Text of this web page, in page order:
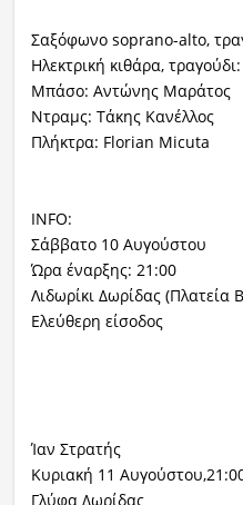
Σαξόφωνο soprano-alto,
Ηλεκτρική κιθάρα,
Μπάσο: Αντώνης Μαράτος
Ντραμς: Τάκης Κανέλλος
Πλήκτρα: Florian Micuta
INFO:
Σάββατο 10 Αυγούστου
Ώρα έναρξης: 21:00
Λιδωρίκι Δωρίδας (Πλατεία
Ελεύθερη είσοδος
Ίαν Στρατής
Κυριακή 11
Γλύφα Δωρίδας